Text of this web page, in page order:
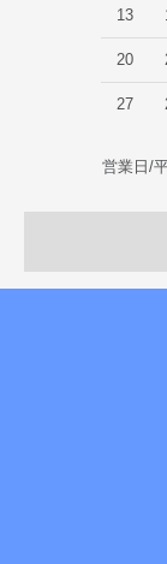
13
20
27
営業日/